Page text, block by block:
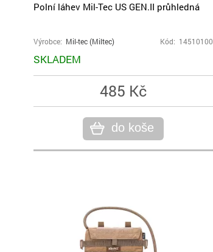
Polní láhev Mil-Tec US GEN.II průhledná
Výrobce: Mil-tec (Miltec) Kód: 14510100
SKLADEM
485 Kč
do koše